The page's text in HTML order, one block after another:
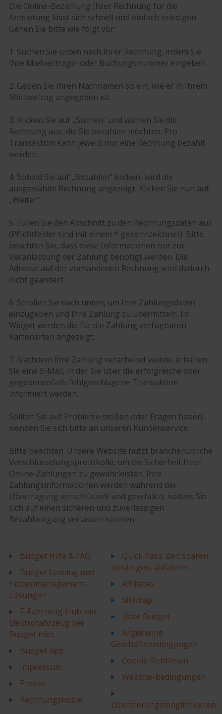
Die Online-Bezahlung Ihrer Rechnung für die
Anmietung lässt sich schnell und einfach erledigen.
Gehen Sie bitte wie folgt vor:
1. Suchen Sie unten nach Ihrer Rechnung, indem Sie
Ihre Mietvertrags- oder Buchungsnummer eingeben.
2. Geben Sie Ihren Nachnamen so ein, wie er in Ihrem
Mietvertrag angegeben ist.
3. Klicken Sie auf „Suchen“ und wählen Sie die
Rechnung aus, die Sie bezahlen möchten. Pro
Transaktion kann jeweils nur eine Rechnung bezahlt
werden.
4. Sobald Sie auf „Bezahlen“ klicken, wird die
ausgewählte Rechnung angezeigt. Klicken Sie nun auf
„Weiter“.
5. Füllen Sie den Abschnitt zu den Rechnungsdaten aus
(Pflichtfelder sind mit einem * gekennzeichnet). Bitte
beachten Sie, dass diese Informationen nur zur
Veranlassung der Zahlung benötigt werden. Die
Adresse auf der vorhandenen Rechnung wird dadurch
nicht geändert.
6. Scrollen Sie nach unten, um Ihre Zahlungsdaten
einzugeben und Ihre Zahlung zu übermitteln. Im
Widget werden die für die Zahlung verfügbaren
Kartenarten angezeigt.
7. Nachdem Ihre Zahlung verarbeitet wurde, erhalten
Sie eine E-Mail, in der Sie über die erfolgreiche oder
gegebenenfalls fehlgeschlagene Transaktion
informiert werden.
Sollten Sie auf Probleme stoßen oder Fragen haben,
wenden Sie sich bitte an unseren Kundenservice.
Bitte beachten: Unsere Website nutzt branchenübliche
Verschlüsselungsprotokolle, um die Sicherheit Ihrer
Online-Zahlungen zu gewährleisten. Ihre
Zahlungsinformationen werden während der
Übertragung verschlüsselt und geschützt, sodass Sie
sich auf einen sicheren und zuverlässigen
Bezahlvorgang verlassen können.
Budget Hilfe & FAQ
Budget Leasing und
Flottenmanagement-
Lösungen
E-Fahrzeug-Hub: ein
Elektrofahrzeug bei
Budget miet
Budget App
Impressum
Presse
Rechnungskopie
Quick Pass: Zeit sparen,
einsteigen, abfahren
Affiliates
Sitemap
Über Budget
Allgemeine
Geschäftsbedingungen
Cookie Richtlinien
Website-Bedingungen
Lizenzierungsmöglichkeiten